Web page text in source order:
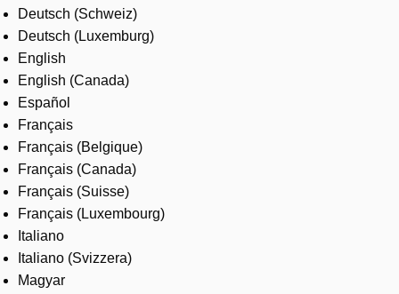
Where to buy
Contact us
Careers
Deutsch (Schweiz)
Deutsch (Luxemburg)
English
English (Canada)
Español
Français
Français (Belgique)
Français (Canada)
Français (Suisse)
Français (Luxembourg)
Italiano
Italiano (Svizzera)
Magyar